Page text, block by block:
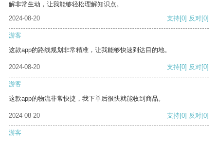
解非常生动，让我能够轻松理解知识点。
2024-08-20
支持[0] 反对[0]
游客
这款app的路线规划非常精准，让我能够快速到达目的地。
2024-08-20 支持[0] 反对[0]
游客
这款app的物流非常快捷，我下单后很快就能收到商品。
2024-08-20 支持[0] 反对[0]
游客